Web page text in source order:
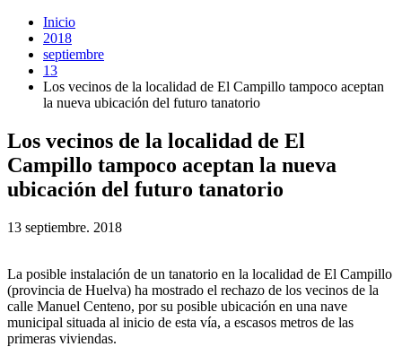
Inicio
2018
septiembre
13
Los vecinos de la localidad de El Campillo tampoco aceptan
la nueva ubicación del futuro tanatorio
Los vecinos de la localidad de El
Campillo tampoco aceptan la nueva
ubicación del futuro tanatorio
13 septiembre. 2018
La posible instalación de un tanatorio en la localidad de El Campillo
(provincia de Huelva) ha mostrado el rechazo de los vecinos de la
calle Manuel Centeno, por su posible ubicación en una nave
municipal situada al inicio de esta vía, a escasos metros de las
primeras viviendas.